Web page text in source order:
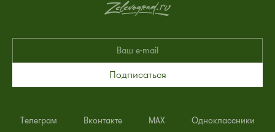
Подписаться
Телеграм Вконтакте MAX Одноклассники